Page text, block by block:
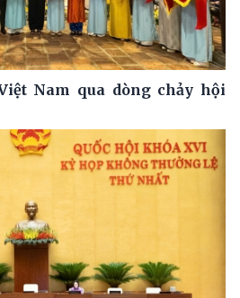
Nam qua dòng chảy hội